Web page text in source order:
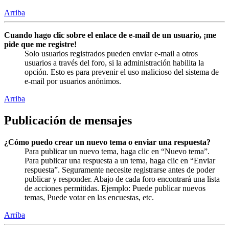
Arriba
Cuando hago clic sobre el enlace de e-mail de un usuario, ¡me
pide que me registre!
Solo usuarios registrados pueden enviar e-mail a otros
usuarios a través del foro, si la administración habilita la
opción. Esto es para prevenir el uso malicioso del sistema de
e-mail por usuarios anónimos.
Arriba
Publicación de mensajes
¿Cómo puedo crear un nuevo tema o enviar una respuesta?
Para publicar un nuevo tema, haga clic en “Nuevo tema”.
Para publicar una respuesta a un tema, haga clic en “Enviar
respuesta”. Seguramente necesite registrarse antes de poder
publicar y responder. Abajo de cada foro encontrará una lista
de acciones permitidas. Ejemplo: Puede publicar nuevos
temas, Puede votar en las encuestas, etc.
Arriba